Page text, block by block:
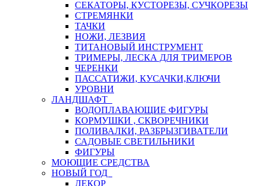
СЕКАТОРЫ, КУСТОРЕЗЫ, СУЧКОРЕЗЫ
СТРЕМЯНКИ
ТАЧКИ
НОЖИ, ЛЕЗВИЯ
ТИТАНОВЫЙ ИНСТРУМЕНТ
ТРИМЕРЫ, ЛЕСКА ДЛЯ ТРИМЕРОВ
ЧЕРЕНКИ
ПАССАТИЖИ, КУСАЧКИ,КЛЮЧИ
УРОВНИ
ЛАНДШАФТ
ВОДОПЛАВАЮЩИЕ ФИГУРЫ
КОРМУШКИ , СКВОРЕЧНИКИ
ПОЛИВАЛКИ, РАЗБРЫЗГИВАТЕЛИ
САДОВЫЕ СВЕТИЛЬНИКИ
ФИГУРЫ
МОЮЩИЕ СРЕДСТВА
НОВЫЙ ГОД
ДЕКОР